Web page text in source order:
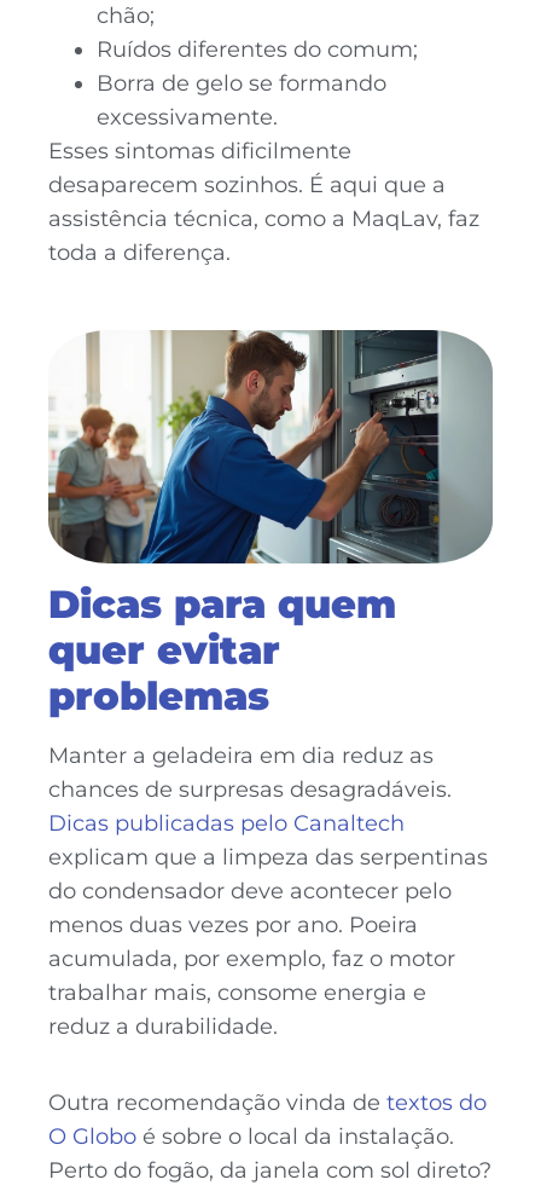
chão;
Ruídos diferentes do comum;
Borra de gelo se formando
excessivamente.
Esses sintomas dificilmente
desaparecem sozinhos. É aqui que a
assistência técnica, como a MaqLav, faz
toda a diferença.
Dicas para quem
quer evitar
problemas
Manter a geladeira em dia reduz as
chances de surpresas desagradáveis.
Dicas publicadas pelo Canaltech
explicam que a limpeza das serpentinas
do condensador deve acontecer pelo
menos duas vezes por ano. Poeira
acumulada, por exemplo, faz o motor
trabalhar mais, consome energia e
reduz a durabilidade.
Outra recomendação vinda de textos do
O Globo é sobre o local da instalação.
Perto do fogão, da janela com sol direto?